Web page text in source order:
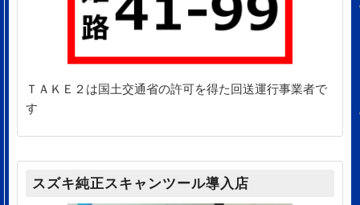
ＴＡＫＥ２は国土交通省の許可を得た回送運行事業者で
す
スズキ純正スキャンツール導入店